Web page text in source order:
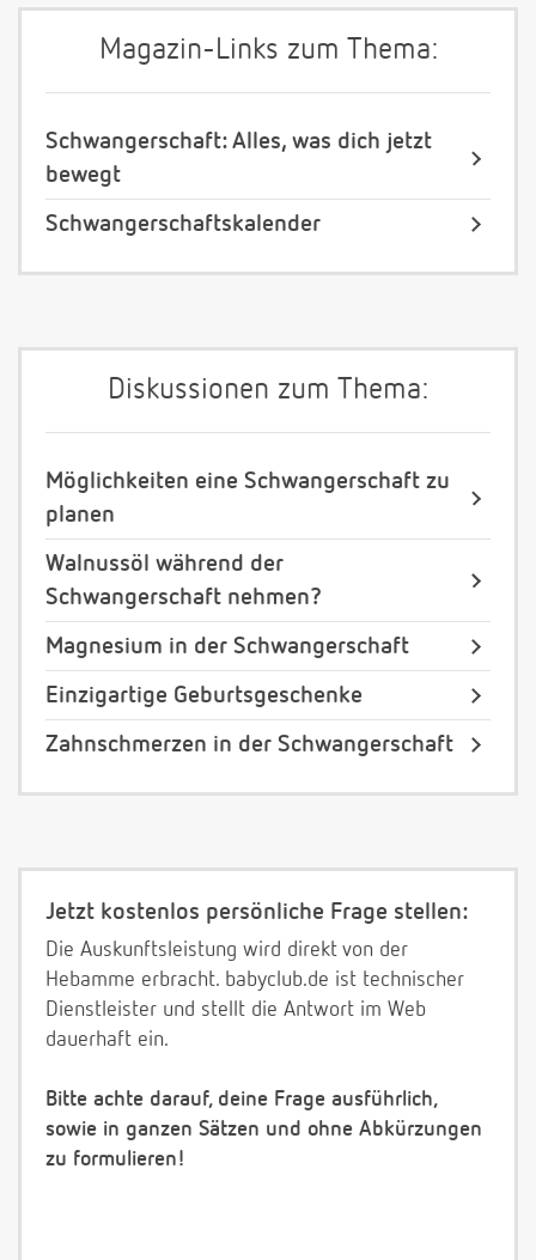
Magazin-Links zum Thema:
Schwangerschaft: Alles, was dich jetzt
bewegt
Schwangerschaftskalender
Diskussionen zum Thema:
Möglichkeiten eine Schwangerschaft zu
planen
Walnussöl während der
Schwangerschaft nehmen?
Magnesium in der Schwangerschaft
Einzigartige Geburtsgeschenke
Zahnschmerzen in der Schwangerschaft
Jetzt kostenlos persönliche Frage stellen:
Die Auskunftsleistung wird direkt von der
Hebamme erbracht. babyclub.de ist technischer
Dienstleister und stellt die Antwort im Web
dauerhaft ein.
Bitte achte darauf, deine Frage ausführlich,
sowie in ganzen Sätzen und ohne Abkürzungen
zu formulieren!